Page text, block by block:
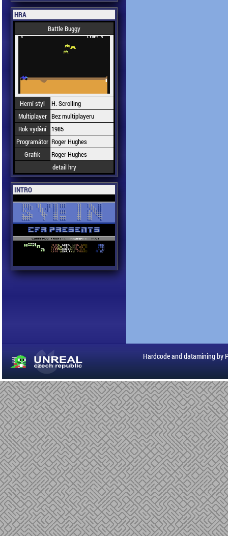
HRA
Battle Buggy
Herní styl
H. Scrolling
Multiplayer Bez multiplayeru
Rok vydání
1985
Programátor Roger Hughes
Grafik
Roger Hughes
detail hry
INTRO
Hardcode and datamining by